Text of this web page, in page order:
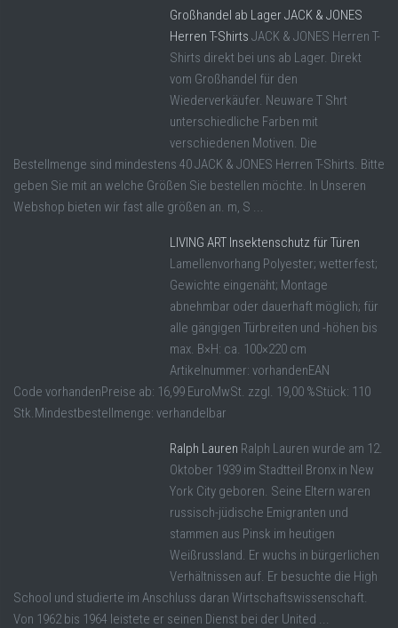
Großhandel ab Lager JACK & JONES
Herren T-Shirts JACK & JONES Herren T-
Shirts direkt bei uns ab Lager. Direkt
vom Großhandel für den
Wiederverkäufer. Neuware T Shrt
unterschiedliche Farben mit
verschiedenen Motiven. Die
Bestellmenge sind mindestens 40 JACK & JONES Herren T-Shirts. Bitte
geben Sie mit an welche Größen Sie bestellen möchte. In Unseren
Webshop bieten wir fast alle größen an. m, S ...
LIVING ART Insektenschutz für Türen
Lamellenvorhang Polyester; wetterfest;
Gewichte eingenäht; Montage
abnehmbar oder dauerhaft möglich; für
alle gängigen Türbreiten und -höhen bis
max. B×H: ca. 100×220 cm
Artikelnummer: vorhandenEAN
Code vorhandenPreise ab: 16,99 EuroMwSt. zzgl. 19,00 %Stück: 110
Stk.Mindestbestellmenge: verhandelbar
Ralph Lauren Ralph Lauren wurde am 12.
Oktober 1939 im Stadtteil Bronx in New
York City geboren. Seine Eltern waren
russisch-jüdische Emigranten und
stammen aus Pinsk im heutigen
Weißrussland. Er wuchs in bürgerlichen
Verhältnissen auf. Er besuchte die High
School und studierte im Anschluss daran Wirtschaftswissenschaft.
Von 1962 bis 1964 leistete er seinen Dienst bei der United ...